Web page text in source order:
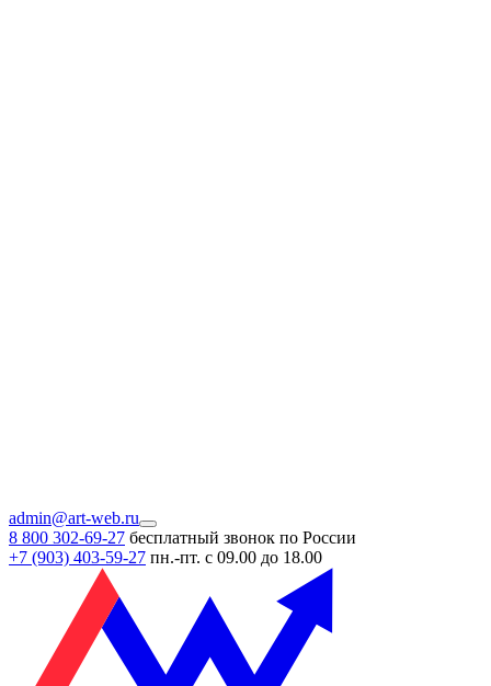
admin@art-web.ru
8 800 302-69-27 бесплатный звонок по России
+7 (903) 403-59-27 пн.-пт. с 09.00 до 18.00